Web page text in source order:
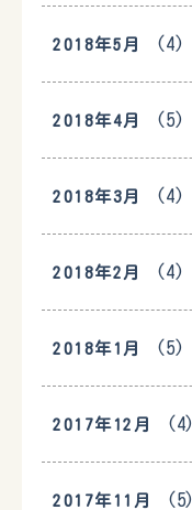
2018年5月 (4)
2018年4月 (5)
2018年3月 (4)
2018年2月 (4)
2018年1月 (5)
2017年12月 (4)
2017年11月 (5)